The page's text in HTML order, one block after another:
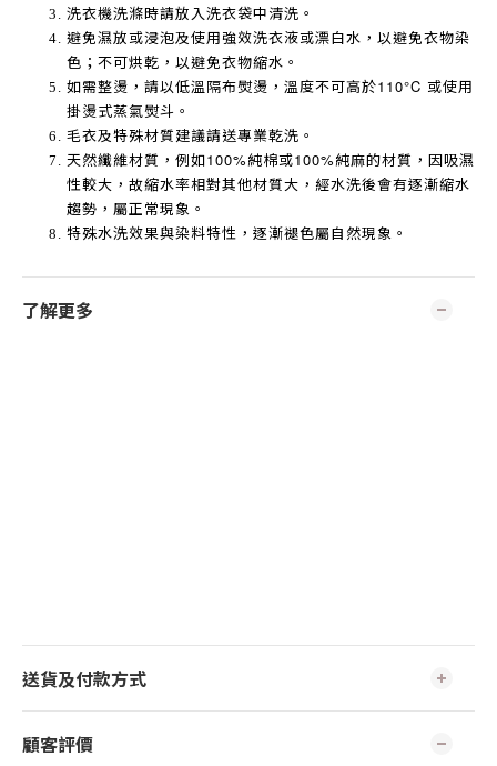
洗衣機洗滌時請放入洗衣袋中清洗。
避免濕放或浸泡及使用強效洗衣液或漂白水，以避免衣物染
色；不可烘乾，以避免衣物縮水。
如需整燙，請以低溫隔布熨燙，溫度不可高於110°C 或使用
掛燙式蒸氣熨斗。
毛衣及特殊材質建議請送專業乾洗。
天然纖維材質，例如100%純棉或100%純麻的材質，因吸濕
性較大，故縮水率相對其他材質大，經水洗後會有逐漸縮水
趨勢，屬正常現象。
特殊水洗效果與染料特性，逐漸褪色屬自然現象。
了解更多
送貨及付款方式
顧客評價